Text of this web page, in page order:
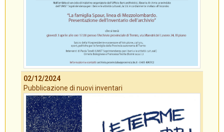
02/12/2024
Pubblicazione di nuovi inventari